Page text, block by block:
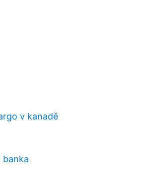
v kanadě
banka